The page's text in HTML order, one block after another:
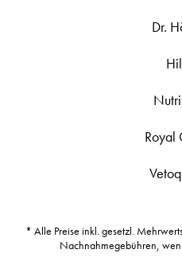
Dr.
Royal
* Alle Preise inkl. gesetzl.
Nachnahmegebühren,